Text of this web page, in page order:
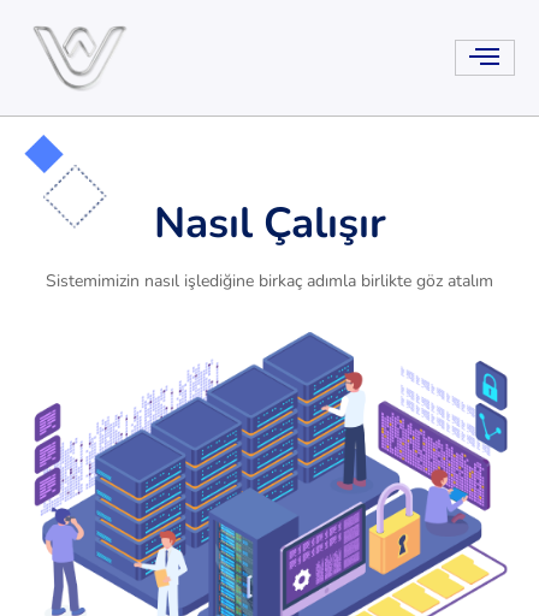
Nasıl Çalışır
Sistemimizin nasıl işlediğine birkaç adımla birlikte göz atalım